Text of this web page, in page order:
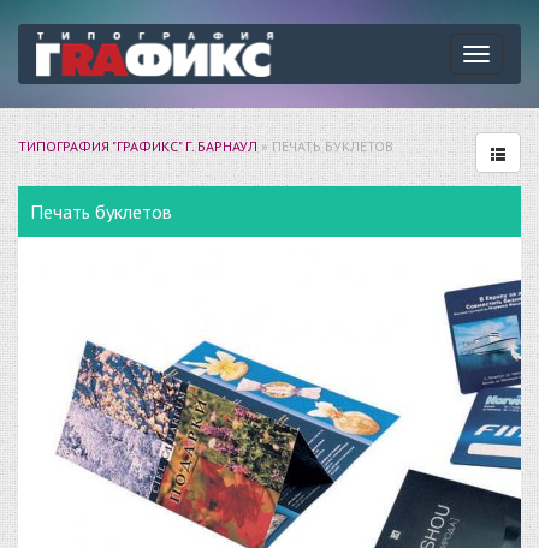
ТИПОГРАФИЯ "ГРАФИКС" Г. БАРНАУЛ» ПЕЧАТЬ БУКЛЕТОВ
Печать буклетов